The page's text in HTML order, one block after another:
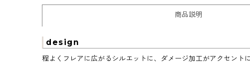
商品説明
design
程よくフレアに広がるシルエットに、ダメージ加工がアクセント